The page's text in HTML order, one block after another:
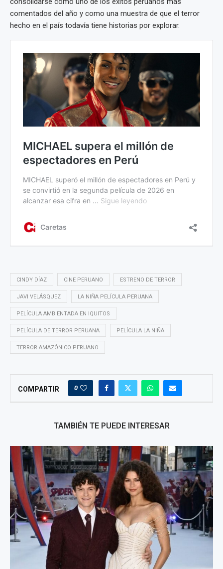
comentados del año y como una muestra de que el terror
hecho en el país todavía tiene historias por explorar.
CINDY DÍAZ CINE PERUANO ESTRENO DE TERROR
JAVI VELÁSQUEZ LA NIÑA PELÍCULA PERUANA
PELÍCULA AMBIENTADA EN IQUITOS
PELÍCULA DE TERROR PERUANA PELÍCULA LA NIÑA
TERROR AMAZÓNICO PERUANO
COMPARTIR 0
TAMBIÉN TE PUEDE INTERESAR